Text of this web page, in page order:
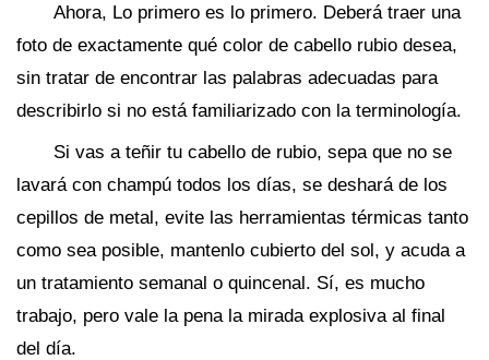
Ahora, Lo primero es lo primero. Deberá traer una
foto de exactamente qué color de cabello rubio desea,
sin tratar de encontrar las palabras adecuadas para
describirlo si no está familiarizado con la terminología.
Si vas a teñir tu cabello de rubio, sepa que no se
lavará con champú todos los días, se deshará de los
cepillos de metal, evite las herramientas térmicas tanto
como sea posible, mantenlo cubierto del sol, y acuda a
un tratamiento semanal o quincenal. Sí, es mucho
trabajo, pero vale la pena la mirada explosiva al final
del día.